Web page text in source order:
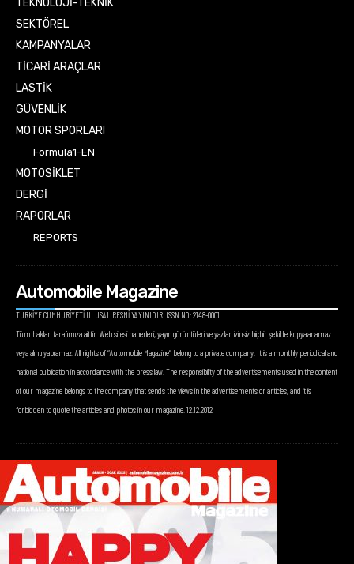
SEKTÖREL
KAMPANYALAR
TİCARİ ARAÇLAR
LASTİK
GÜVENLİK
MOTOR SPORLARI
Formula1-EN
MOTOSİKLET
DERGİ
RAPORLAR
REPORTS
Automobile Magazine
TÜRKİYE CUMHURİYETİ ULUSAL RESMİ YAYINIDIR. ISSN NO: 2148-0001
Tüm hakları tarafımıza aittir. Web sitesi haberleri, yayın görüntüleri ve yazıları izinsiz hiçbir şekilde kopyalanamaz
veya alıntı yapılamaz. All rights of “Automobile Magazine” belong to a private company. It is a monthly periodical and
national publication in accordance with the press law. The responsibility of the advertisements used in the content
of our magazine belongs to the company that sends the views in the advertisements or articles, and it is
forbidden to quote the articles and photos in our magazine. 12.12.2012